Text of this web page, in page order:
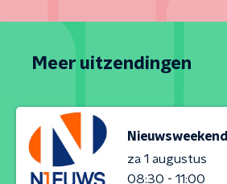
Meer uitzendingen
Nieuwsweekend
za 1 augustus
08:30 - 11:00